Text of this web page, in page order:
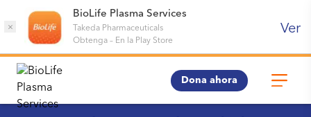
×
BioLife Plasma Services
Takeda Pharmaceuticals
Obtenga– En la Play Store
Ver
Dona ahora